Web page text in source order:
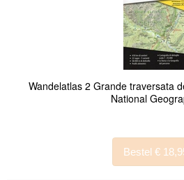
Wandelatlas 2 Grande traversata
National
Bestel €